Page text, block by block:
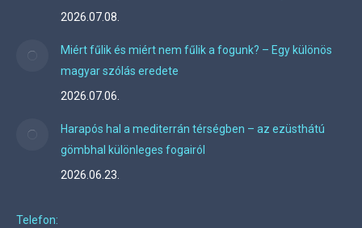
2026.07.08.
Miért fűlik és miért nem fűlik a fogunk? – Egy különös
magyar szólás eredete
2026.07.06.
Harapós hal a mediterrán térségben – az ezüsthátú
gömbhal különleges fogairól
2026.06.23.
Telefon: